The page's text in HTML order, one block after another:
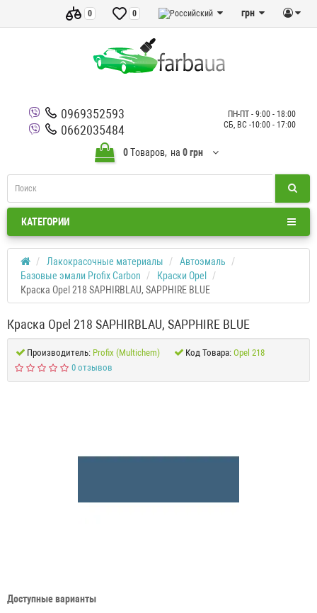
грн
0
0
0969352593
0662035484
ПН-ПТ - 9:00 - 18:00
СБ, ВС -10:00 - 17:00
0Tоваров, на 0 грн
КАТЕГОРИИ
Лакокрасочные материалы
Автоэмаль
Базовые эмали Profix Carbon
Краски Opel
Краска Opel 218 SAPHIRBLAU, SAPPHIRE BLUE
Краска Opel 218 SAPHIRBLAU, SAPPHIRE BLUE
Производитель: Profix (Multichem) Код Товара: Opel 218
0 отзывов
Доступные варианты